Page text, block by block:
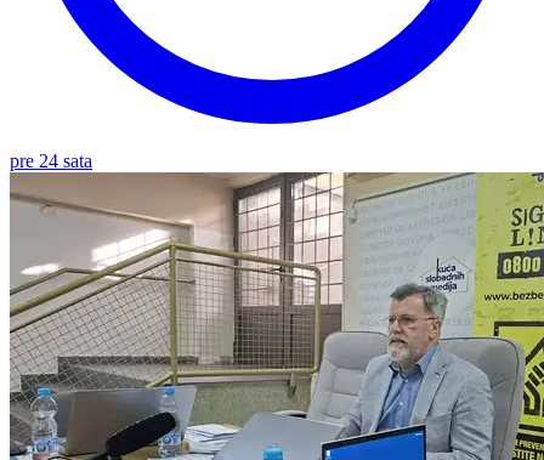
pre 24 sata